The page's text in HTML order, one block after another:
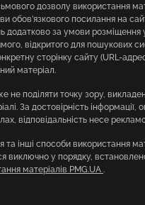
дозволу використання
обов’язкового посилання на
додатково за умови
відкритого для пошукових
сторінку сайту (URL-
матеріал.
не поділяти точку зору,
За достовірність інформації,
відповідальність несе
інші способи використання
виключно у порядку,
матеріалів PMG.UA .